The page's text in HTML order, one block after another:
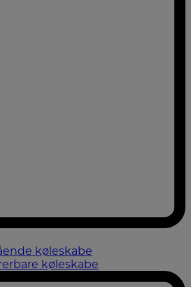
køleskabe
køleskabe